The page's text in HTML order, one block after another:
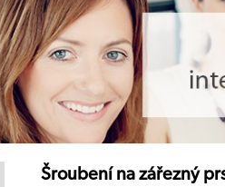
Šroubení na zářezný